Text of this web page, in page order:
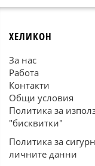
ХЕЛИКОН
За нас
Работа
Контакти
Общи условия
Политика за
"бисквитки"
Политика за
личните данни